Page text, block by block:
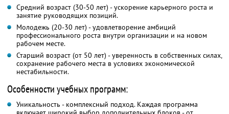
Средний возраст (30-50 лет) - ускорение карьерного роста и
занятие руководящих позиций.
Молодежь (20-30 лет) - удовлетворение амбиций
профессионального роста внутри организации и на новом
рабочем месте.
Старший возраст (от 50 лет) - уверенность в собственных силах,
сохранение рабочего места в условиях экономической
нестабильности.
Особенности учебных программ:
Уникальность - комплексный подход. Каждая программа